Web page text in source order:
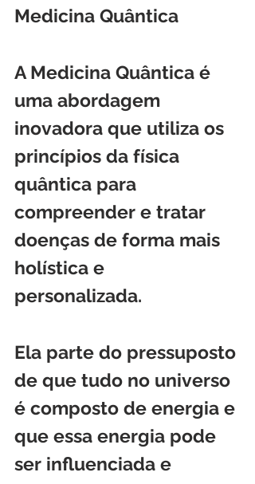
Medicina Quântica
A Medicina Quântica é
uma abordagem
inovadora que utiliza os
princípios da física
quântica para
compreender e tratar
doenças de forma mais
holística e
personalizada.
Ela parte do pressuposto
de que tudo no universo
é composto de energia e
que essa energia pode
ser influenciada e